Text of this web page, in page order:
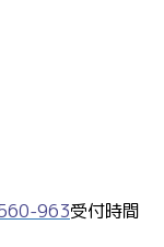
963受付時間